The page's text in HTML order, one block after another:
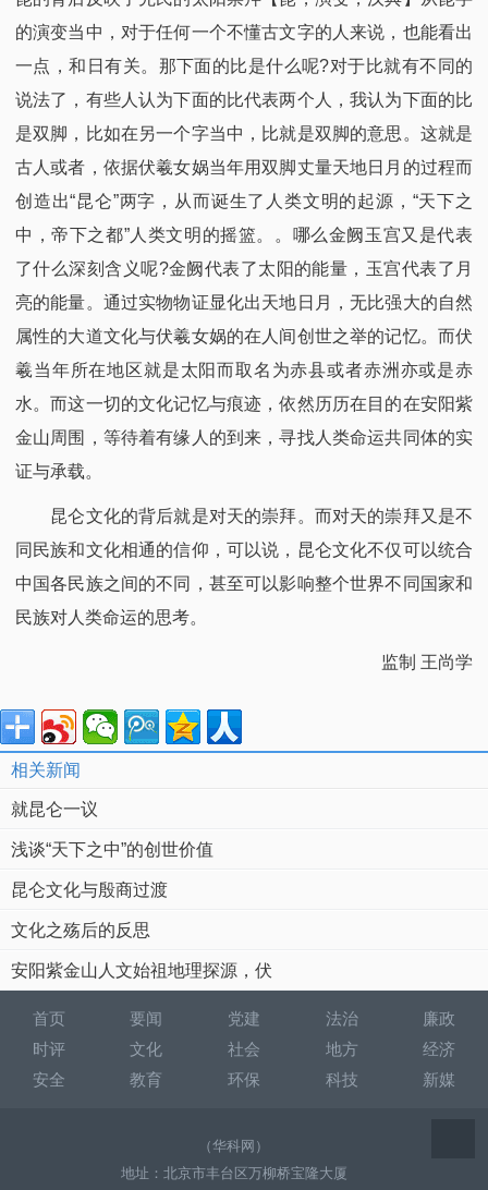
的演变当中，对于任何一个不懂古文字的人来说，也能看出
一点，和日有关。那下面的比是什么呢?对于比就有不同的
说法了，有些人认为下面的比代表两个人，我认为下面的比
是双脚，比如在另一个字当中，比就是双脚的意思。这就是
古人或者，依据伏羲女娲当年用双脚丈量天地日月的过程而
创造出“昆仑”两字，从而诞生了人类文明的起源，“天下之
中，帝下之都”人类文明的摇篮。。哪么金阙玉宫又是代表
了什么深刻含义呢?金阙代表了太阳的能量，玉宫代表了月
亮的能量。通过实物物证显化出天地日月，无比强大的自然
属性的大道文化与伏羲女娲的在人间创世之举的记忆。而伏
羲当年所在地区就是太阳而取名为赤县或者赤洲亦或是赤
水。而这一切的文化记忆与痕迹，依然历历在目的在安阳紫
金山周围，等待着有缘人的到来，寻找人类命运共同体的实
证与承载。
昆仑文化的背后就是对天的崇拜。而对天的崇拜又是不
同民族和文化相通的信仰，可以说，昆仑文化不仅可以统合
中国各民族之间的不同，甚至可以影响整个世界不同国家和
民族对人类命运的思考。
监制 王尚学
相关新闻
就昆仑一议
浅谈“天下之中”的创世价值
昆仑文化与殷商过渡
文化之殇后的反思
安阳紫金山人文始祖地理探源，伏
首页 要闻 党建 法治
廉政
时评
文化 社会 地方
经济
安全
教育 环保 科技 新媒
（华科网）
地址：北京市丰台区万柳桥宝隆大厦